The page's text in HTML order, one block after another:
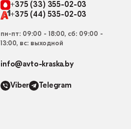
+375 (33) 355-02-03
+375 (44) 535-02-03
пн-пт: 09:00 - 18:00, сб: 09:00 -
13:00, вс: выходной
info@avto-kraska.by
Viber Telegram